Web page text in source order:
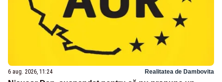
6 aug. 2026, 11:24 Realitatea de Dambovita